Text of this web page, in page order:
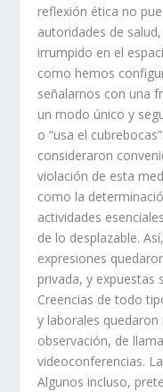
reflexión ética no
autoridades de
irrumpido en el
como hemos
señalarnos con una
un modo único y
o “usa el
consideraron
violación de esta
como la
actividades
de lo desplazable.
expresiones
privada, y expuestas
Creencias de todo
y laborales
observación, de
videoconferencias.
Algunos incluso,